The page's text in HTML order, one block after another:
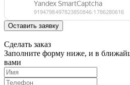
Оставить заявку
Сделать заказ
Заполните форму ниже, и в
вами